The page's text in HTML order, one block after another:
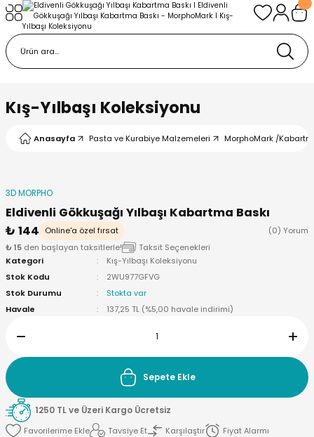
Kış-Yılbaşı Koleksiyonu
Anasayfa Pasta ve Kurabiye Malzemeleri MorphoMark /
3D MORPHO
Eldivenli Gökkuşağı Yılbaşı Kabartma Baskı
₺ 144
Online'a özel fırsat
(0) Yorum
₺ 15 den başlayan taksitlerle!
Taksit Seçenekleri
Kategori
Kış-Yılbaşı Koleksiyonu
Stok Kodu
2WU977GFVG
Stok Durumu
Stokta var
Havale
137,25 TL (%5,00 havale indirimi)
Sepete Ekle
1250 TL ve Üzeri Kargo Ücretsiz
Tavsiye Et
Karşılaştır
Fiyat Alarmı
Geri Dön
Malzemeleri
Çek Kalıp
/ Doku-Şablon Baskı
Aparatları
Pleksi
Kağıdı
Geri Dön